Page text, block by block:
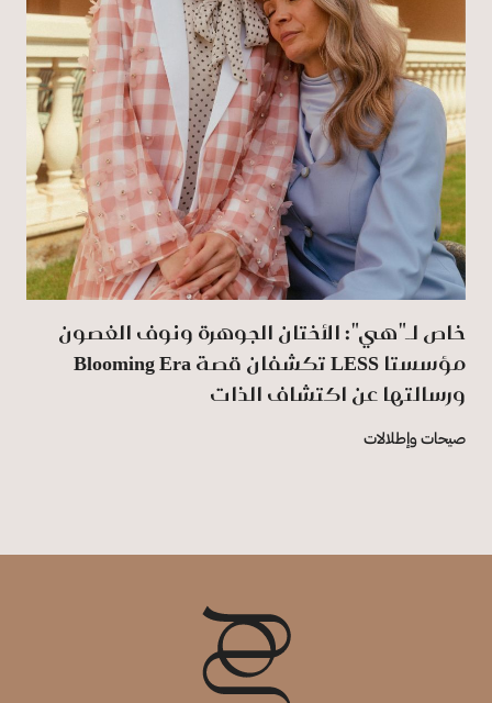
خاص لـ"هي": الأختان الجوهرة ونوف الغصون
مؤسستا LESS تكشفان قصة Blooming Era
ورسالتها عن اكتشاف الذات
صيحات وإطلالات